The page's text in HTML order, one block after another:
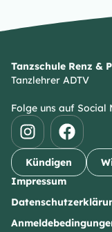
Tanzschule Renz &
Tanzlehrer ADTV
Folge uns auf Social
Kündigen
Impressum